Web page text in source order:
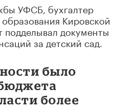
УФСБ, бухгалтер
Кировской
подделывал документы
за детский сад.
было
более